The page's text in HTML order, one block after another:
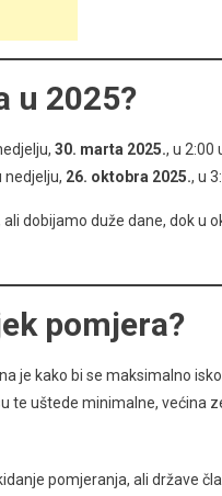
u 2025?
30. marta 2025., u 2:00
nedjelju, 26. oktobra 2025., u
dobijamo duže dane, dok u
pomjera?
je kako bi se maksimalno
te uštede minimalne, većina
pomjeranja, ali države